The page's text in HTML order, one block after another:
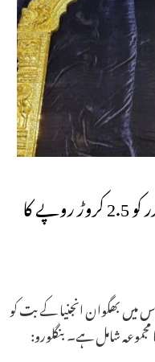
حیدرآباد کے تاجر نے انجانادری مندر کو 2.5 کروڑ روپے کا
کلو گرام ہے، اس میں بھگوان انجنیا کے بت کو
شامل ہے۔ بنگلورو: